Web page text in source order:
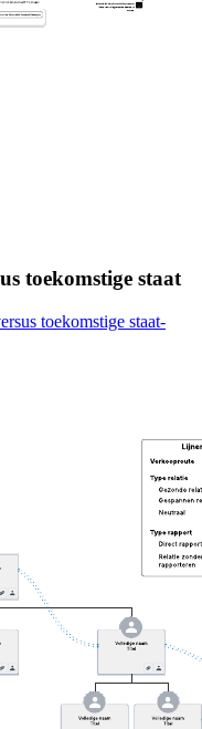
toekomstige staat
toekomstige staat-